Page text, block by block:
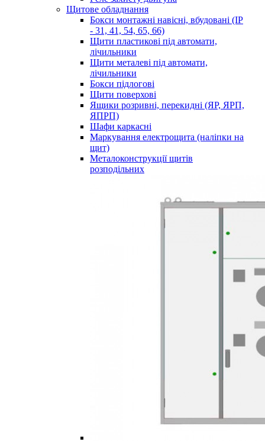
Щитове обладнання
Бокси монтажні навісні, вбудовані (IP
- 31, 41, 54, 65, 66)
Щити пластикові під автомати,
лічильники
Щити металеві під автомати,
лічильники
Бокси підлогові
Щити поверхові
Ящики розривні, перекидні (ЯР, ЯРП,
ЯПРП)
Шафи каркасні
Маркування електрощита (наліпки на
щит)
Металоконструкції щитів
розподільних